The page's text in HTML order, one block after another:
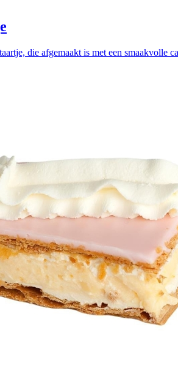
die afgemaakt is met een smaakvolle